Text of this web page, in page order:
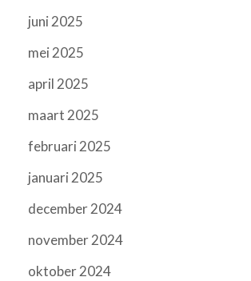
juni 2025
mei 2025
april 2025
maart 2025
februari 2025
januari 2025
december 2024
november 2024
oktober 2024